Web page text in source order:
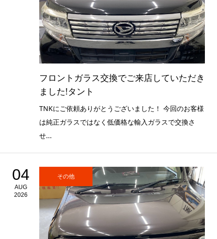
フロントガラス交換でご来店していただき
ました!タント
TNKにご依頼ありがとうございました！ 今回のお客様
は純正ガラスではなく低価格な輸入ガラスで交換さ
せ...
04
AUG
2026
その他